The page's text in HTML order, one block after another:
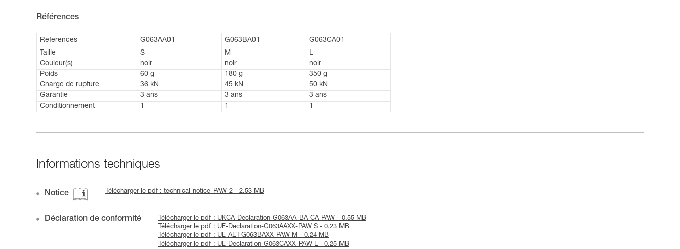
Références
Références G063AA01 G063BA01
G063CA01
Taille
S M
L
Couleur(s)
noir noir
noir
Poids
60 g 180 g
350 g
Charge de rupture
36 kN 45 kN
50 kN
Garantie
3 ans 3 ans
3 ans
Conditionnement
1 1 1
Informations techniques
Notice Télécharger le pdf : technical-notice-PAW-2 - 2.53 MB
Déclaration de conformité
Télécharger le pdf : UKCA-Declaration-G063AA-BA-CA-PAW - 0.55 MB
Télécharger le pdf : UE-Declaration-G063AAXX-PAW S - 0.23 MB
Télécharger le pdf : UE-AET-G063BAXX-PAW M - 0.24 MB
Télécharger le pdf : UE-Declaration-G063CAXX-PAW L - 0.25 MB